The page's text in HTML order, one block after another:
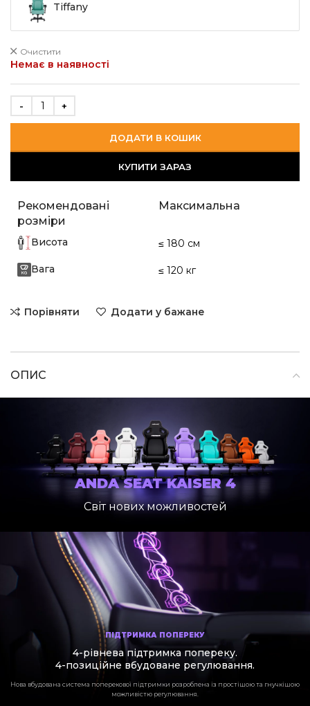
Tiffany
Очистити
Немає в наявності
ДОДАТИ В КОШИК
КУПИТИ ЗАРАЗ
Рекомендовані
розміри
Максимальна
Висота ≤ 180 см
Вага ≤ 120 кг
Порівняти Додати у бажане
ОПИС
ANDA SEAT KAISER 4
Cвіт нових можливостей
ПІДТРИМКА ПОПЕРЕКУ
4-рівнева підтримка попереку.
4-позиційне вбудоване регулювання.
Нова вбудована система поперекової підтримки розроблена із простішою та гнучкішою
можливістю регулювання.